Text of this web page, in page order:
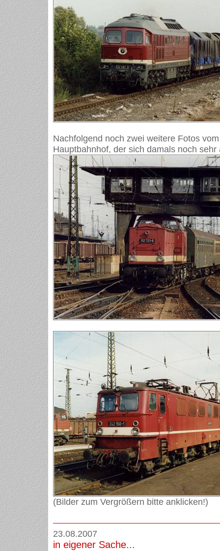
Nachfolgend noch zwei weitere Fotos
Hauptbahnhof, der sich damals noch sehr
(Bilder zum Vergrößern bitte anklicken!)
23.08.2007
in eigener Sache...